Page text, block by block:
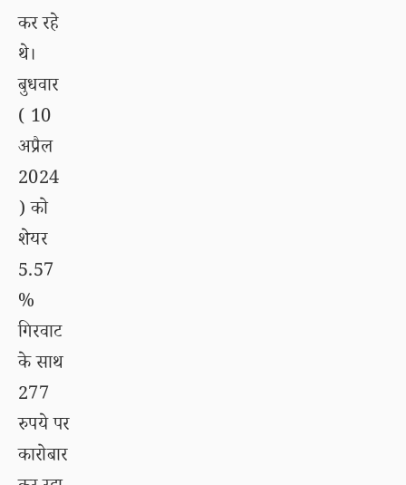
कर रहे
थे।
बुधवार
( 10
अप्रैल
2024
) को
शेयर
5.57
%
गिरवाट
के साथ
277
रुपये पर
कारोबार